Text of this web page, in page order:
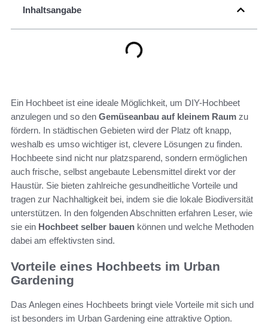
Inhaltsangabe
Ein Hochbeet ist eine ideale Möglichkeit, um DIY-Hochbeet
anzulegen und so den Gemüseanbau auf kleinem Raum zu
fördern. In städtischen Gebieten wird der Platz oft knapp,
weshalb es umso wichtiger ist, clevere Lösungen zu finden.
Hochbeete sind nicht nur platzsparend, sondern ermöglichen
auch frische, selbst angebaute Lebensmittel direkt vor der
Haustür. Sie bieten zahlreiche gesundheitliche Vorteile und
tragen zur Nachhaltigkeit bei, indem sie die lokale Biodiversität
unterstützen. In den folgenden Abschnitten erfahren Leser, wie
sie ein Hochbeet selber bauen können und welche Methoden
dabei am effektivsten sind.
Vorteile eines Hochbeets im Urban
Gardening
Das Anlegen eines Hochbeets bringt viele Vorteile mit sich und
ist besonders im Urban Gardening eine attraktive Option.